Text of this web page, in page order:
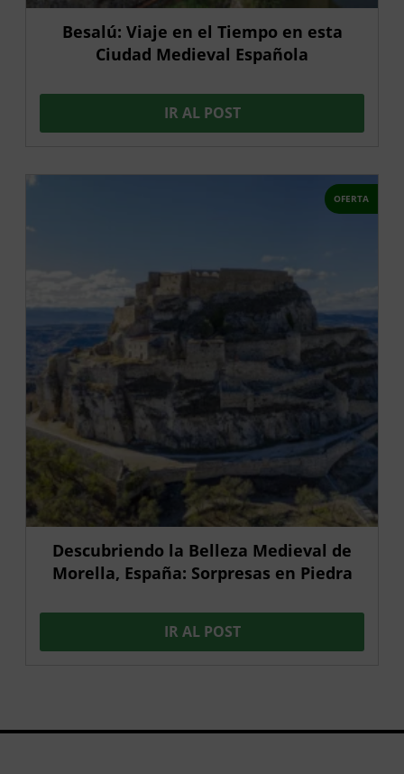
Besalú: Viaje en el Tiempo en esta
Ciudad Medieval Española
IR AL POST
OFERTA
Descubriendo la Belleza Medieval de
Morella, España: Sorpresas en Piedra
IR AL POST